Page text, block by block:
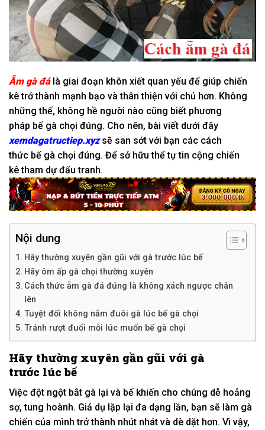
Ẵm gà đálà giai đoạn khôn xiết quan yếu để giúp chiến
kêtrở thành mạnh bạo vàthân thiện với chủ hơn. Không
những thế, không hề người nào cũng biết phương
pháp bế gà chọi đúng. Cho nên, bài viết dưới đây
xemdagatructiep.xyzsẽ san sớt với bạn các cách
thức bế gà chọi đúng. Để sở hữu thểtự tin cộng chiến
kêtham dự đấu tranh.
Nội dung
Hãy thường xuyên gần gũi với gà trước lúc bế
Hãy ôm ấp gà chọi thường xuyên
Cách thức ẵm gà đá đúng là không xách ngược chân
lên
Tuyệt đối không nắm đuôi gà lúc bế gà chọi
Tránh rượt đuổi mỗi lúc muốn bế gà chọi
Hãy thường xuyên gần gũi với gà
trước lúc bế
Việc đột ngột bắt gà lại và bế khiến cho chúng dễ hoảng
sợ,tung hoành. Giả dụ lặp lại đa dạng lần, bạn sẽ làm gà
chiến của mìnhtrở thành nhút nhát và dè dặt hơn. Vì vậy,